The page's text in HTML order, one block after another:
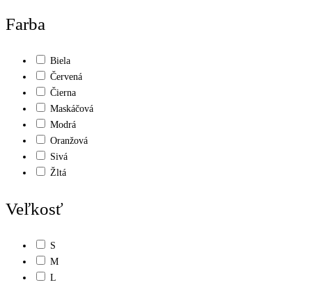
Farba
Biela
Červená
Čierna
Maskáčová
Modrá
Oranžová
Sivá
Žltá
Veľkosť
S
M
L